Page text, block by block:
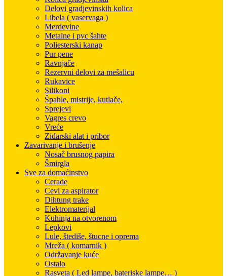
Delovi gradjevinskih kolica
Libela ( vaservaga )
Merdevine
Metalne i pvc šahte
Poliesterski kanap
Pur pene
Ravnjače
Rezervni delovi za mešalicu
Rukavice
Silikoni
Špahle, mistrije, kutlače,
Sprejevi
Vagres crevo
Vreće
Zidarski alat i pribor
Zavarivanje i brušenje
Nosač brusnog papira
Šmirgla
Sve za domaćinstvo
Cerade
Cevi za aspirator
Dihtung trake
Elektromaterijal
Kuhinja na otvorenom
Lepkovi
Lule, štediše, štucne i oprema
Mreža ( komarnik )
Održavanje kuće
Ostalo
Rasveta ( Led lampe, bateriske lampe… )